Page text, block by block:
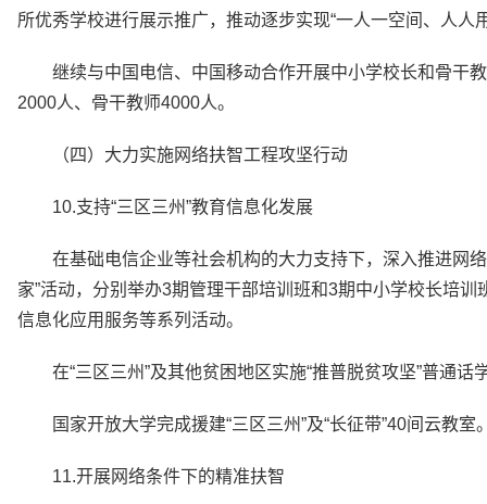
所优秀学校进行展示推广，推动逐步实现“一人一空间、人人
继续与中国电信、中国移动合作开展中小学校长和骨干
2000人、骨干教师4000人。
（四）大力实施网络扶智工程攻坚行动
10.支持“三区三州”教育信息化发展
在基础电信企业等社会机构的大力支持下，深入推进网
家”活动，分别举办3期管理干部培训班和3期中小学校长培
信息化应用服务等系列活动。
在“三区三州”及其他贫困地区实施“推普脱贫攻坚”普通
国家开放大学完成援建“三区三州”及“长征带”40间云教室
11.开展网络条件下的精准扶智